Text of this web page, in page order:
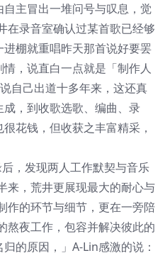
主冒出一堆问号与叹息，觉
在录音室确认过某首歌已经够
棚就重唱昨天那首说好要罢
，说直白一点就是「制作人
自己出道十多年来，这还真
，到收歌选歌、编曲、录
花钱，但收获之丰富精采，
，发现两人工作默契与音乐
来，荒井更展现最大的耐心与
作的环节与细节，更在一旁陪
熬夜工作，包容并解决彼此的
的原因，」A-Lin感激的说：